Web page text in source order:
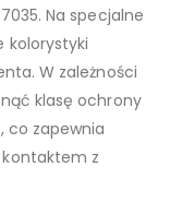
Na specjalne
kolorystyki
W zależności
klasę ochrony
co zapewnia
z